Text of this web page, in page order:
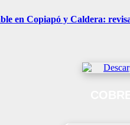
en Copiapó y Caldera: